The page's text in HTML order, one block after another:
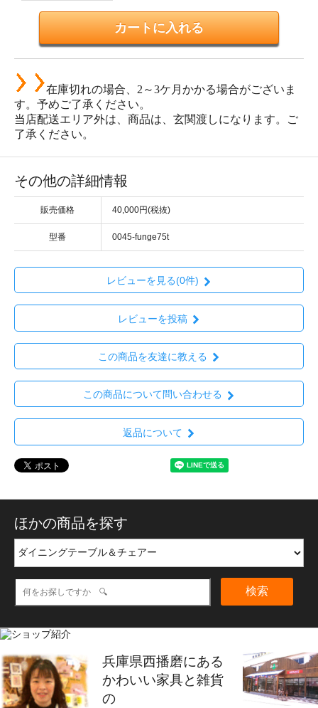
在庫切れの場合、2～3ケ月かかる場合がございま
す。予めご了承ください。
当店配送エリア外は、商品は、玄関渡しになります。ご
了承ください。
その他の詳細情報
販売価格 40,000円(税抜)
型番 0045-funge75t
レビューを見る(0件)
レビューを投稿
この商品を友達に教える
この商品について問い合わせる
返品について
ほかの商品を探す
検索
兵庫県西播磨にある
かわいい家具と雑貨
の